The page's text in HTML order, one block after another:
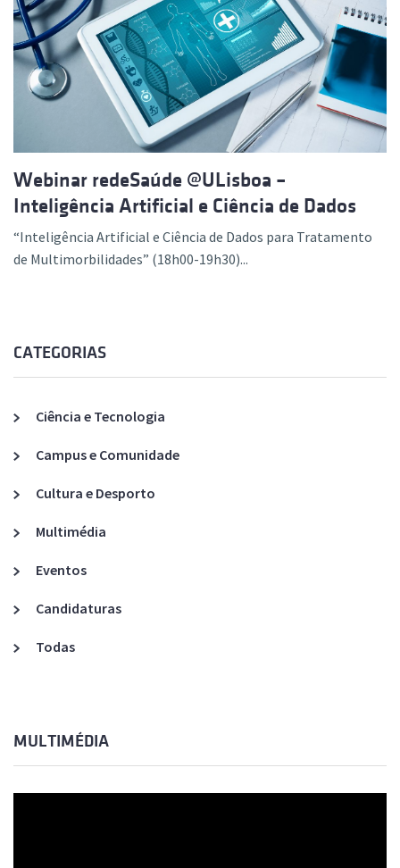
Webinar redeSaúde @ULisboa –
Inteligência Artificial e Ciência de Dados
“Inteligência Artificial e Ciência de Dados para Tratamento
de Multimorbilidades” (18h00-19h30)...
CATEGORIAS
Ciência e Tecnologia
Campus e Comunidade
Cultura e Desporto
Multimédia
Eventos
Candidaturas
Todas
MULTIMÉDIA